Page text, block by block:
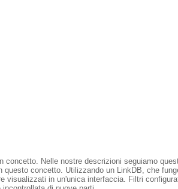
Nelle nostre descrizioni seguiamo
concetto. Utilizzando un LinkDB, che
in un'unica interfaccia. Filtri